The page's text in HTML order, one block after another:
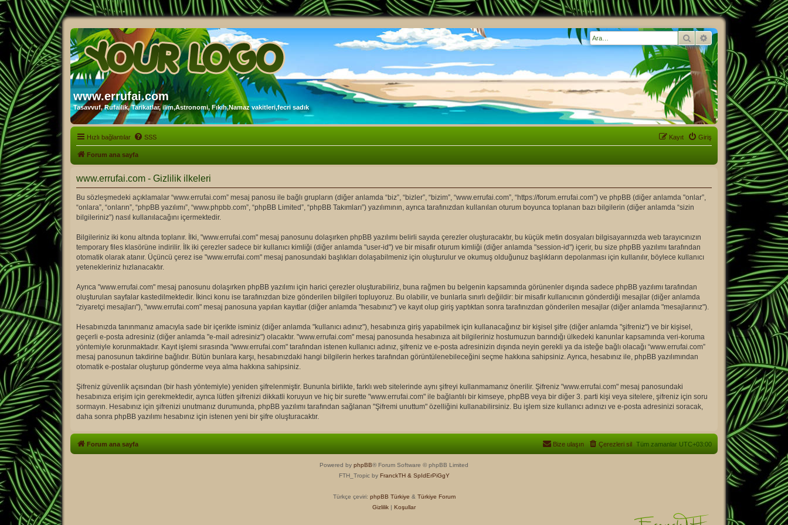
www.errufai.com
Tasavvuf, Rufailik, Tarikatlar, ilim,Astronomi, Fıkıh,Namaz vakitleri,fecri sadık
Ara Gelişmiş arama
Hızlı bağlantılar SSS Giriş
Kayıt
Forum ana sayfa
www.errufai.com - Gizlilik ilkeleri
Bu sözleşmedeki açıklamalar “www.errufai.com” mesaj panosu ile bağlı grupların (diğer anlamda “biz”, “bizler”, “bizim”, “www.errufai.com”, “https://forum.errufai.com”) ve phpBB (diğer anlamda "onlar”,
“onlara”, “onların”, “phpBB yazılımı”, “www.phpbb.com”, “phpBB Limited”, “phpBB Takımları”) yazılımının, ayrıca tarafınızdan kullanılan oturum boyunca toplanan bazı bilgilerin (diğer anlamda “sizin
bilgileriniz”) nasıl kullanılacağını içermektedir.
Bilgileriniz iki konu altında toplanır. İlki, "www.errufai.com" mesaj panosunu dolaşırken phpBB yazılımı belirli sayıda çerezler oluşturacaktır, bu küçük metin dosyaları bilgisayarınızda web tarayıcınızın
temporary files klasörüne indirilir. İlk iki çerezler sadece bir kullanıcı kimliği (diğer anlamda "user-id") ve bir misafir oturum kimliği (diğer anlamda "session-id") içerir, bu size phpBB yazılımı tarafından
otomatik olarak atanır. Üçüncü çerez ise "www.errufai.com" mesaj panosundaki başlıkları dolaşabilmeniz için oluşturulur ve okumuş olduğunuz başlıkların depolanması için kullanılır, böylece kullanıcı
yetenekleriniz hızlanacaktır.
Ayrıca "www.errufai.com" mesaj panosunu dolaşırken phpBB yazılımı için harici çerezler oluşturabiliriz, buna rağmen bu belgenin kapsamında görünenler dışında sadece phpBB yazılımı tarafından
oluşturulan sayfalar kastedilmektedir. İkinci konu ise tarafınızdan bize gönderilen bilgileri topluyoruz. Bu olabilir, ve bunlarla sınırlı değildir: bir misafir kullanıcının gönderdiği mesajlar (diğer anlamda
"ziyaretçi mesajları"), "www.errufai.com" mesaj panosuna yapılan kayıtlar (diğer anlamda "hesabınız") ve kayıt olup giriş yaptıktan sonra tarafınızdan gönderilen mesajlar (diğer anlamda "mesajlarınız").
Hesabınızda tanınmanız amacıyla sade bir içerikte isminiz (diğer anlamda "kullanıcı adınız"), hesabınıza giriş yapabilmek için kullanacağınız bir kişisel şifre (diğer anlamda "şifreniz") ve bir kişisel,
geçerli e-posta adresiniz (diğer anlamda "e-mail adresiniz") olacaktır. "www.errufai.com" mesaj panosunda hesabınıza ait bilgileriniz hostumuzun barındığı ülkedeki kanunlar kapsamında veri-koruma
yöntemiyle korunmaktadır. Kayıt işlemi sırasında "www.errufai.com" tarafından istenen kullanıcı adınız, şifreniz ve e-posta adresinizin dışında neyin gerekli ya da isteğe bağlı olacağı “www.errufai.com”
mesaj panosunun takdirine bağlıdır. Bütün bunlara karşı, hesabınızdaki hangi bilgilerin herkes tarafından görüntülenebileceğini seçme hakkına sahipsiniz. Ayrıca, hesabınız ile, phpBB yazılımından
otomatik e-postalar oluşturup gönderme veya alma hakkına sahipsiniz.
Şifreniz güvenlik açısından (bir hash yöntemiyle) yeniden şifrelenmiştir. Bununla birlikte, farklı web sitelerinde aynı şifreyi kullanmamanız önerilir. Şifreniz "www.errufai.com" mesaj panosundaki
hesabınıza erişim için gerekmektedir, ayrıca lütfen şifrenizi dikkatli koruyun ve hiç bir surette "www.errufai.com" ile bağlantılı bir kimseye, phpBB veya bir diğer 3. parti kişi veya sitelere, şifreniz için soru
sormayın. Hesabınız için şifrenizi unutmanız durumunda, phpBB yazılımı tarafından sağlanan "Şifremi unuttum" özelliğini kullanabilirsiniz. Bu işlem size kullanıcı adınızı ve e-posta adresinizi soracak,
daha sonra phpBB yazılımı hesabınız için istenen yeni bir şifre oluşturacaktır.
Forum ana sayfa Tüm zamanlar UTC+03:00
Çerezleri sil
Bize ulaşın
Powered by phpBB® Forum Software © phpBB Limited
FTH_Tropic by FranckTH & SpIdErPiGgY
Türkçe çeviri: phpBB Türkiye & Türkiye Forum
Gizlilik | Koşullar